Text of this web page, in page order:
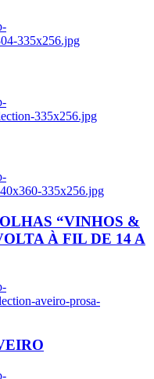
335x256.jpg
335x256.jpg
335x256.jpg
“VINHOS &
À FIL DE 14 A
aveiro-prosa-